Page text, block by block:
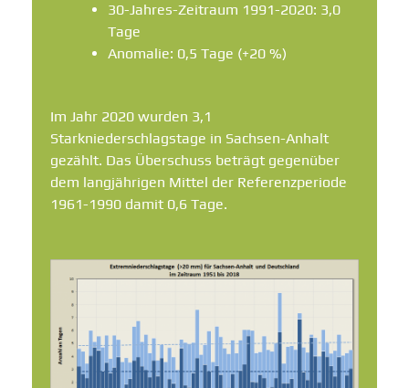
30-Jahres-Zeitraum 1991-2020: 3,0
Tage
Anomalie: 0,5 Tage (+20 %)
Im Jahr 2020 wurden 3,1
Starkniederschlagstage in Sachsen-Anhalt
gezählt. Das Überschuss beträgt gegenüber
dem langjährigen Mittel der Referenzperiode
1961-1990 damit 0,6 Tage.